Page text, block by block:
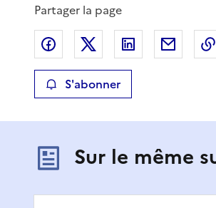
Partager la page
Partager sur Facebook
Partager sur XPartager sur
S'abonner
Sur le même